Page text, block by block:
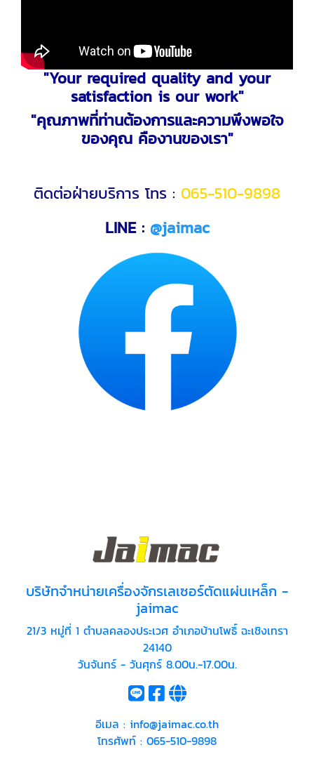
"Your required quality and your
satisfaction is our work"
"คุณภาพที่ท่านต้องการและความพึงพอใจ
ของคุณ คืองานของเรา"
ติดต่อฝ่ายบริการ โทร : 065-510-9898
LINE : @jaimac
บริษัทจำหน่ายเครื่องจักรเลเซอร์ตัดแผ่นเหล็ก -
jaimac
21/3 หมู่ที่ 1 ตำบลคลองประเวศ อำเภอบ้านโพธิ์ ฉะเชิงเทรา
24140
วันจันทร์ - วันศุกร์ 8.00น.-17.00น.
อีเมล : info@jaimac.co.th
โทรศัพท์ : 065-510-9898